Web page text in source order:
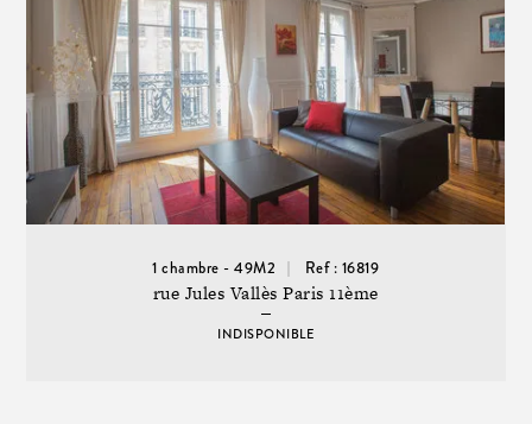
1 chambre - 49M2 Ref : 16819
rue Jules Vallès Paris 11ème
INDISPONIBLE